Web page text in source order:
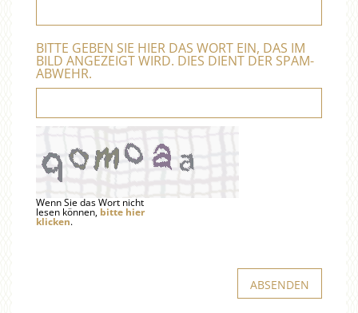
BITTE GEBEN SIE HIER DAS WORT EIN, DAS IM
BILD ANGEZEIGT WIRD. DIES DIENT DER SPAM-
ABWEHR.
Wenn Sie das Wort nicht
lesen können, bitte hier
klicken.